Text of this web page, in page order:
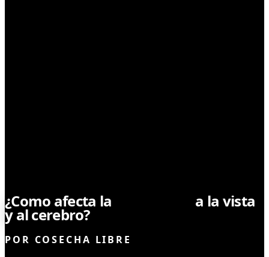
¿Como afecta la a la vista
y al cerebro?
POR COSECHA LIBRE